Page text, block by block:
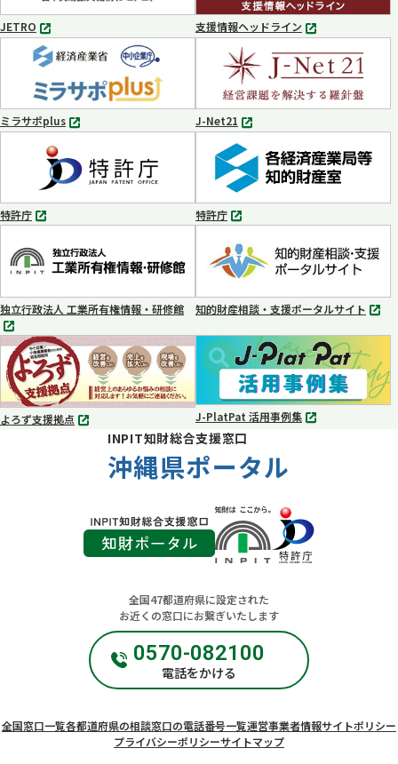
く
JETRO
別
タ
ブ
で
開
く
支援情報ヘッドライン
別
タ
ブ
で
開
く
ミラサポplus
別
ブ
で
開
く
J-Net21
別
タ
ブ
で
開
く
特許庁
別
ブ
で
く
特許庁
別
ブ
で
開
く
独立行政法人 工業所有権情報・研修館
別
タ
ブ
で
知的財産相談・支援ポータルサイト
別
タ
開
く
よろず支援拠点
別
J-PlatPat 活用事例集
別
INPIT知財総合支援窓口
沖縄県ポータル
全国47都道府県に設定された
お近くの窓口にお繋ぎいたします
0570-082100
電話をかける
全国窓口一覧各都道府県の相談窓口の電話番号一覧運営事業者情報サイトポリシー
プライバシーポリシーサイトマップ